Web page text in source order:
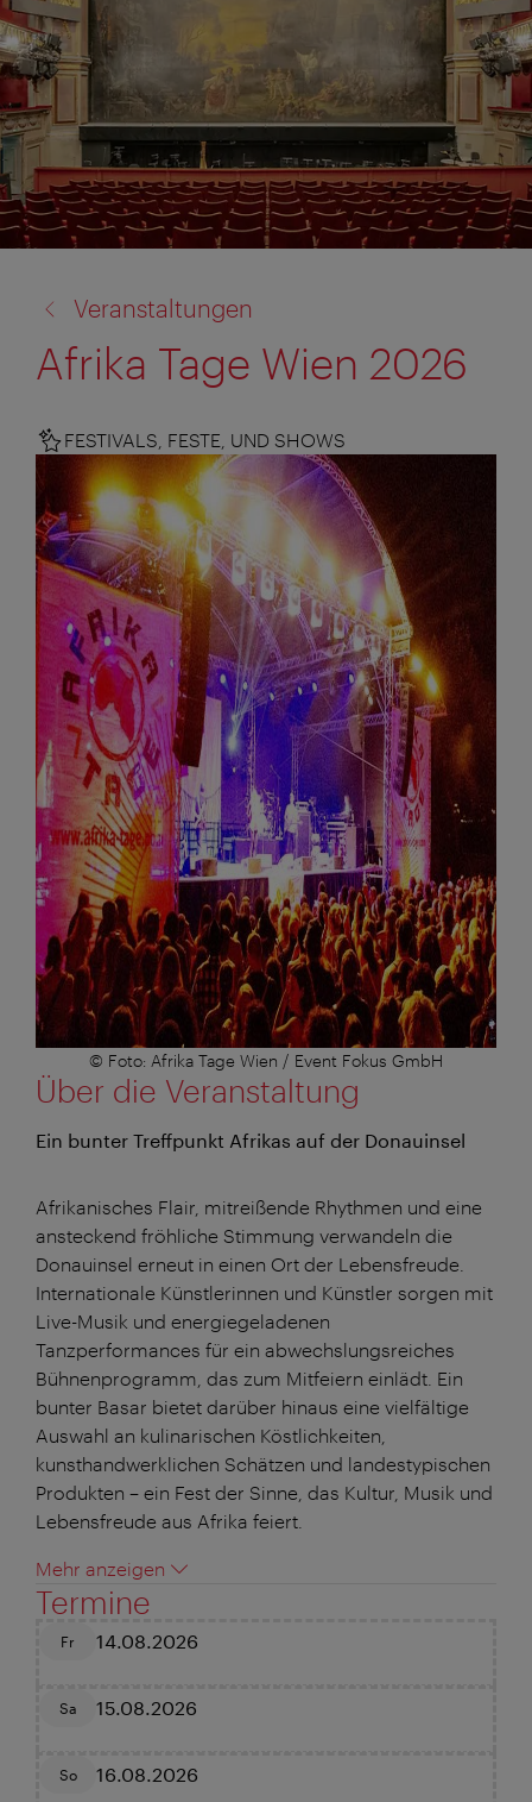
zu:
Veranstaltungen
Afrika Tage Wien 2026
FESTIVALS, FESTE, UND SHOWS
© Foto: Afrika Tage Wien / Event Fokus GmbH
Über die Veranstaltung
Ein bunter Treffpunkt Afrikas auf der Donauinsel
Afrikanisches Flair, mitreißende Rhythmen und eine
ansteckend fröhliche Stimmung verwandeln die
Donauinsel erneut in einen Ort der Lebensfreude.
Internationale Künstlerinnen und Künstler sorgen mit
Live-Musik und energiegeladenen
Tanzperformances für ein abwechslungsreiches
Bühnenprogramm, das zum Mitfeiern einlädt. Ein
bunter Basar bietet darüber hinaus eine vielfältige
Auswahl an kulinarischen Köstlichkeiten,
kunsthandwerklichen Schätzen und landestypischen
Produkten – ein Fest der Sinne, das Kultur, Musik und
Lebensfreude aus Afrika feiert.
Mehr anzeigen
Termine
Fr 14.08.2026
Sa 15.08.2026
So 16.08.2026